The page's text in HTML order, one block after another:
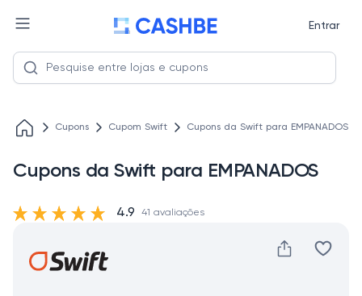
Entrar
Cupons Cupom Swift Cupons da Swift para EMPANADOS
Cupons da Swift para EMPANADOS
4.9 41 avaliações